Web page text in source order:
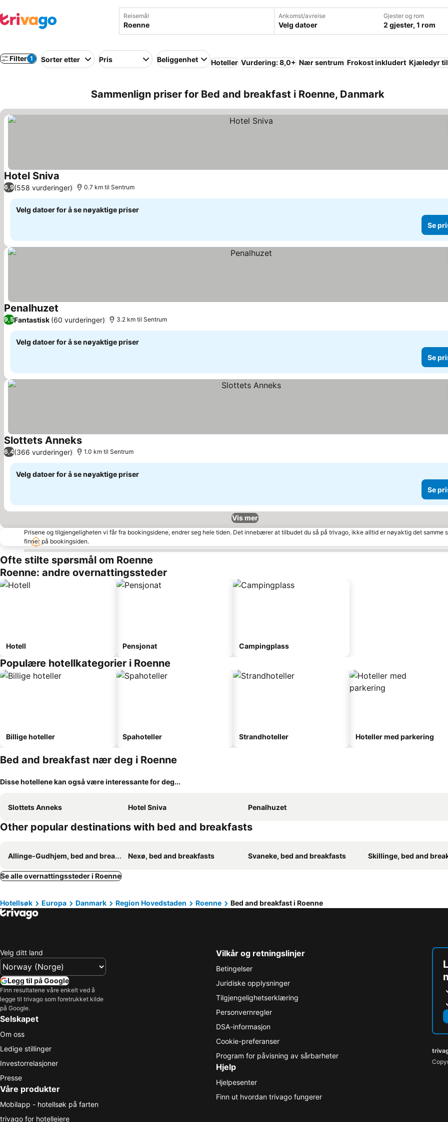
Reisemål Ankomst/avreise
Velg datoer
Gjester og rom
2 gjester, 1 rom
Filter 1 Sorter etter Pris Beliggenhet Hoteller Vurdering: 8,0+ Nær sentrum Frokost inkludert Kjæledyr
Sammenlign priser for Bed and breakfast i Roenne, Danmark
Hotel Sniva Se priser
6,9(558 vurderinger) 0.7 km til Sentrum
Velg datoer for å se nøyaktige priser
Se
Penalhuzet
9,5Fantastisk (60 vurderinger) 3.2 km til Sentrum
Velg datoer for å se nøyaktige priser
Se
Slottets AnneksSe priser
6,4(366 vurderinger) 1.0 km til Sentrum
Velg datoer for å se nøyaktige priser
Se
Vis mer
Prisene og tilgjengeligheten vi får fra bookingsidene, endrer seg hele tiden. Det innebærer at tilbudet du så på trivago, ikke alltid er nøyaktig det samme
finner på bookingsiden.
Ofte stilte spørsmål om Roenne
Roenne: andre overnattingssteder
Hotell Pensjonat Campingplass
Populære hotellkategorier i Roenne
Billige hoteller Spahoteller Strandhoteller Hoteller med parkering
Bed and breakfast nær deg i Roenne
Disse hotellene kan også være interessante for deg...
Slottets Anneks Hotel Sniva Penalhuzet
Other popular destinations with bed and breakfasts
Allinge-Gudhjem, bed and breakfasts Nexø, bed and breakfasts Svaneke, bed and breakfasts Skillinge, bed and
Se alle overnattingssteder i Roenne
Hotellsøk Europa Danmark Region Hovedstaden Roenne Bed and breakfast i Roenne
Velg ditt land
Legg til på Google
Finn resultatene våre enkelt ved å
legge til trivago som foretrukket kilde
på Google.
Selskapet
Om oss
Ledige stillinger
Investorrelasjoner
Presse
Våre produkter
Mobilapp - hotellsøk på farten
trivago for hotelleiere
Vilkår og retningslinjer
Betingelser
Juridiske opplysninger
Tilgjengelighetserklæring
Personvernregler
DSA-informasjon
Cookie-preferanser
Program for påvisning av sårbarheter
Hjelp
Hjelpesenter
Finn ut hvordan trivago fungerer